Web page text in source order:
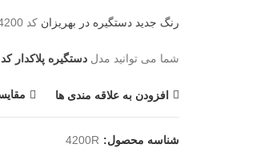
رنگ جدید دستگیره در بهریزان کد 4200 رزت با نام
شما می توانید مدل دستگیره پلاکدار کد 4200
افزودن به علاقه مندی ها
شناسه محصول: 4200R